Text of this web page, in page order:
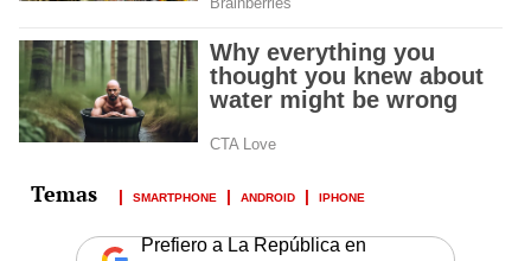
SMARTPHONE ANDROID IPHONE
Prefiero a La República en